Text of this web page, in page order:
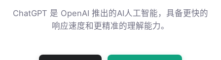
ChatGPT 是 OpenAI 推出的AI人工智能，具备更快的
响应速度和更精准的理解能力。